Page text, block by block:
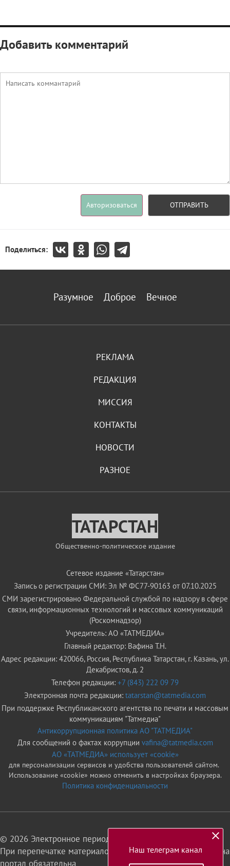
Добавить комментарий
Авторизоваться ОТПРАВИТЬ
Поделиться:
Разумное Доброе Вечное
РЕКЛАМА
РЕДАКЦИЯ
МИССИЯ
КОНТАКТЫ
НОВОСТИ
РАЗНОЕ
ТАТАРСТАН
Общественно-политическое издание
Сетевое издание «Татарстан»
Запись о регистрации СМИ: Эл № ФС77-90163 от 07.10.2025
СМИ зарегистрировано Федеральной службой по надзору в сфере
связи, информационных технологий и массовых коммуникаций
(Роскомнадзор)
Учредитель: АО «ТАТМЕДИА»
Главный редактор: Вафина Т.Н.
Адрес редакции: 420066, Россия, Республика Татарстан, г. Казань, ул.
Декабристов, д. 2
Телефон редакции: +7 (843) 222 09 79
Электронная почта редакции: tatarstan@tatmedia.com
При поддержке Республиканского агентства по печати и массовым
коммуникациям "Татмедиа"
Антикоррупционная политика АО "ТАТМЕДИА"
Для сообщений о фактах коррупции vafina@tatmedia.com
АО «ТАТМЕДИА» использует «cookie»
для персонализации сервисов и удобства пользователей сайтом.
Использование «cookie» можно отменить в настройках браузера.
Политика конфиденциальности
© 2026 Электронное периодическое издание «Татарстан»
При перепечатке материалов или их фрагментов ссылка на
портал обязательна
Наш телеграм канал